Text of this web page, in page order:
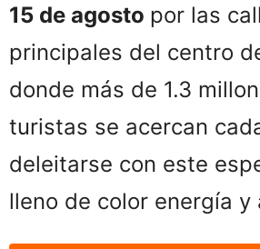
15 de agosto por las
principales del centro
donde más de 1.3
turistas se acercan
deleitarse con este
lleno de color energía y